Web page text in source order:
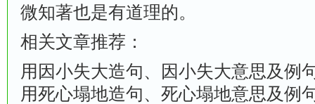
微知著也是有道理的。
相关文章推荐：
用因小失大造句、因小失大意思及例
用死心塌地造句、死心塌地意思及例